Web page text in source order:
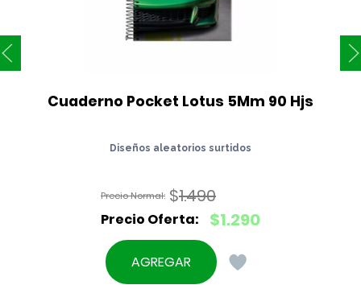
Cuaderno Pocket Lotus 5Mm 90 Hjs
Diseños aleatorios surtidos
$1.490
El
original
$1.290
El
precio
actual
AGREGAR